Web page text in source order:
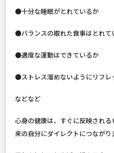
●十分な睡眠がとれているか
●バランスの取れた食事はとれて
●適度な運動はできているか
●ストレス溜めないようにリフレ
などなど
心身の健康は、すぐに反映され
来の自分にダイレクトにつながり